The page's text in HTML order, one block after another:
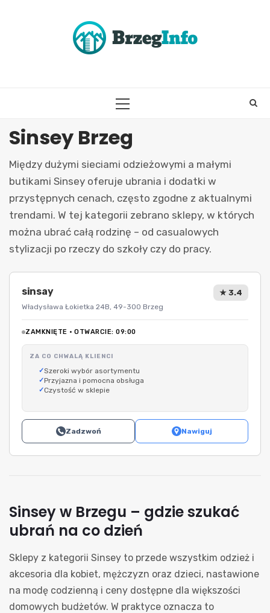
PRIMARY
Sinsey Brzeg
Między dużymi sieciami odzieżowymi a małymi
butikami Sinsey oferuje ubrania i dodatki w
przystępnych cenach, często zgodne z aktualnymi
trendami. W tej kategorii zebrano sklepy, w których
można ubrać całą rodzinę – od casualowych
stylizacji po rzeczy do szkoły czy do pracy.
sinsay
Władysława Łokietka 24B, 49-300 Brzeg
★ 3.4
ZAMKNIĘTE · OTWARCIE: 09:00
ZA CO CHWALĄ KLIENCI
Szeroki wybór asortymentu
Przyjazna i pomocna obsługa
Czystość w sklepie
Zadzwoń Nawiguj
Sinsey w Brzegu – gdzie szukać
ubrań na co dzień
Sklepy z kategorii Sinsey to przede wszystkim odzież i
akcesoria dla kobiet, mężczyzn oraz dzieci, nastawione
na modę codzienną i ceny dostępne dla większości
domowych budżetów. W praktyce oznacza to